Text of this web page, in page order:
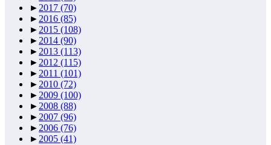
►2017 (70)
►2016 (85)
►2015 (108)
►2014 (90)
►2013 (113)
►2012 (115)
►2011 (101)
►2010 (72)
►2009 (100)
►2008 (88)
►2007 (96)
►2006 (76)
►2005 (41)